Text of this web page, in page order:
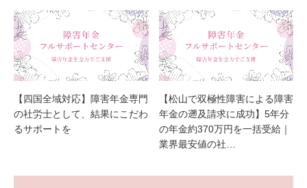
【四国全域対応】障害年金専門
の社労士として、結果にこだわ
るサポートを
【松山で双極性障害による障害
年金の遡及請求に成功】5年分
の年金約370万円を一括受給｜
業界最安値の社…